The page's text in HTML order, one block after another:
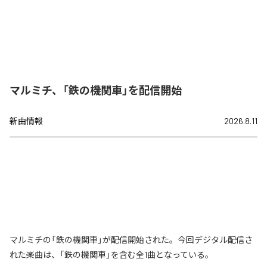
マルミチ、「鉄の機関車」を配信開始
新曲情報 2026.8.11
マルミチの「鉄の機関車」が配信開始された。今回デジタル配信さ
れた楽曲は、「鉄の機関車」を含む全1曲となっている。